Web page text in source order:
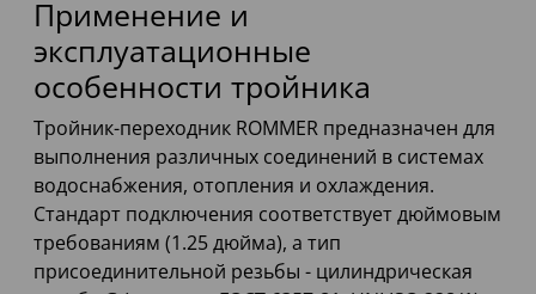
Применение и
эксплуатационные
особенности тройника
Тройник-переходник ROMMER предназначен для
выполнения различных соединений в системах
водоснабжения, отопления и охлаждения.
Стандарт подключения соответствует дюймовым
требованиям (1.25 дюйма), а тип
присоединительной резьбы - цилиндрическая